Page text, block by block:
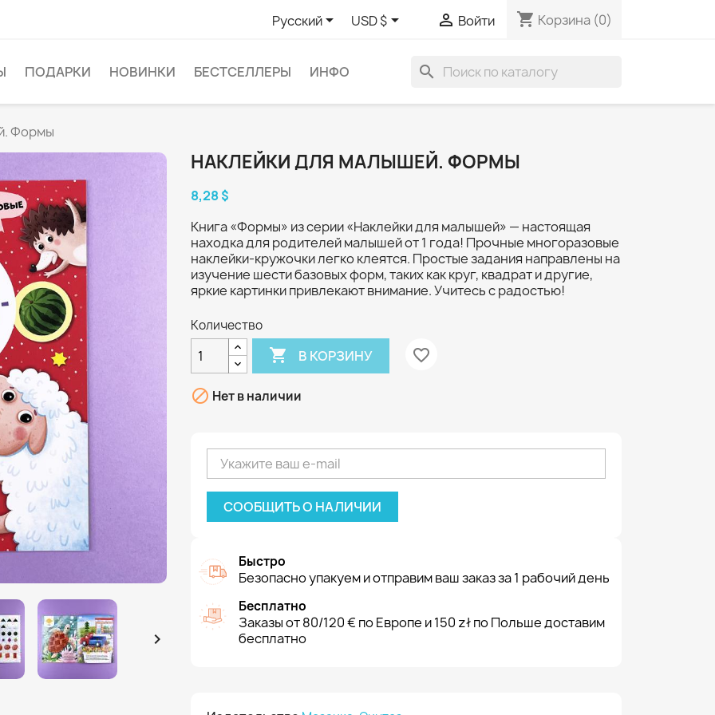
Русский USD $  Войти shopping_cart Корзина (0)
ПОДАРКИ НОВИНКИ БЕСТСЕЛЛЕРЫ ИНФО search
Формы

НАКЛЕЙКИ ДЛЯ МАЛЫШЕЙ. ФОРМЫ
8,28 $
Книга «Формы» из серии «Наклейки для малышей» — настоящая
находка для родителей малышей от 1 года! Прочные многоразовые
наклейки-кружочки легко клеятся. Простые задания направлены на
изучение шести базовых форм, таких как круг, квадрат и другие,
яркие картинки привлекают внимание. Учитесь с радостью!
Количество
 В КОРЗИНУ favorite_border
 Нет в наличии
СООБЩИТЬ О НАЛИЧИИ
Быстро
Безопасно упакуем и отправим ваш заказ за 1 рабочий день
Бесплатно
Заказы от 80/120 € по Европе и 150 zł по Польше доставим
бесплатно